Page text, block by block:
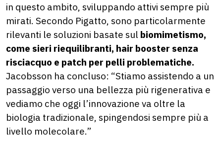
in questo ambito, sviluppando attivi sempre più
mirati. Secondo Pigatto, sono particolarmente
rilevanti le soluzioni basate sul biomimetismo,
come sieri riequilibranti, hair booster senza
risciacquo e patch per pelli problematiche.
Jacobsson ha concluso: “Stiamo assistendo a un
passaggio verso una bellezza più rigenerativa e
vediamo che oggi l’innovazione va oltre la
biologia tradizionale, spingendosi sempre più a
livello molecolare.”